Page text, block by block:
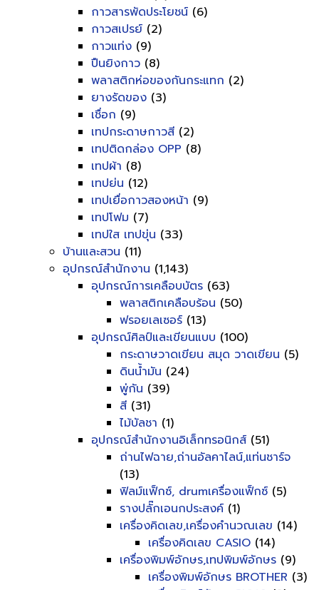
กาวสารพัดประโยชน์ (6)
กาวสเปรย์ (2)
กาวแท่ง (9)
ปืนยิงกาว (8)
พลาสติกห่อของกันกระแทก (2)
ยางรัดของ (3)
เชื่อก (9)
เทปกระดาษกาวสี (2)
เทปติดกล่อง OPP (8)
เทปผ้า (8)
เทปย่น (12)
เทปเยื่อกาวสองหน้า (9)
เทปโฟม (7)
เทปใส เทปขุ่น (33)
บ้านและสวน (11)
อุปกรณ์สำนักงาน (1,143)
อุปกรณ์การเคลือบบัตร (63)
พลาสติกเคลือบร้อน (50)
ฟรอยเลเซอร์ (13)
อุปกรณ์ศิลป์และเขียนแบบ (100)
กระดาษวาดเขียน สมุด วาดเขียน (5)
ดินน้ำมัน (24)
พู่กัน (39)
สี (31)
ไม้บัลชา (1)
อุปกรณ์สำนักงานอิเล็กทรอนิกส์ (51)
ถ่านไฟฉาย,ถ่านอัลคาไลน์,แท่นชาร์จ
(13)
ฟิลม์แฟ็กซ์, drumเครื่องแฟ็กซ์ (5)
รางปลั๊กเอนกประสงค์ (1)
เครื่องคิดเลข,เครื่องคำนวณเลข (14)
เครื่องคิดเลข CASIO (14)
เครื่องพิมพ์อักษร,เทปพิมพ์อักษร (9)
เครื่องพิมพ์อักษร BROTHER (3)